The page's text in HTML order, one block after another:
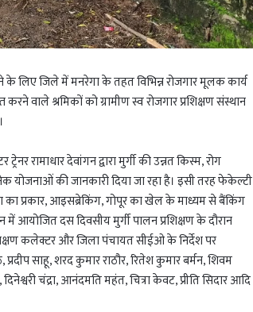
लिए जिले में मनरेगा के तहत विभिन्न रोजगार मूलक कार्य
वाले श्रमिकों को ग्रामीण स्व रोजगार प्रशिक्षण संस्थान
रामाधार देवांगन द्वारा मुर्गी की उन्नत किस्म, रोग
योजनाओं की जानकारी दिया जा रहा है। इसी तरह फेकेल्टी
का प्रकार, आइसब्रेकिंग, गोपूर का खेल के माध्यम से बैंकिंग
आयोजित दस दिवसीय मुर्गी पालन प्रशिक्षण के दौरान
कलेक्टर और जिला पंचायत सीईओ के निर्देश पर
साहू, शरद कुमार राठौर, रितेश कुमार बर्मन, शिवम
चंद्रा, आनंदमति महंत, चित्रा केवट, प्रीति सिदार आदि